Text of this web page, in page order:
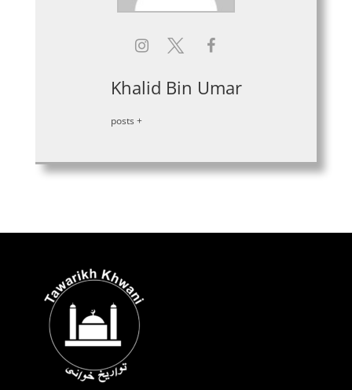
Khalid Bin Umar
+ posts